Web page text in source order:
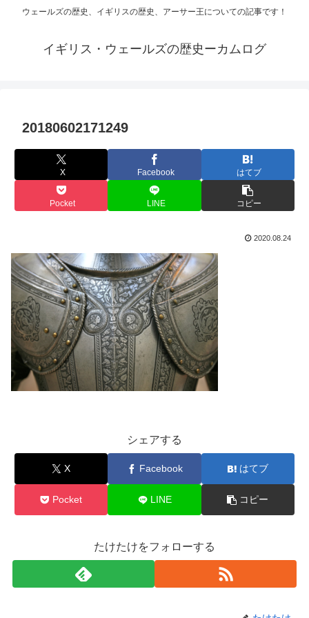
ウェールズの歴史、イギリスの歴史、アーサー王についての記事です！
イギリス・ウェールズの歴史ーカムログ
20180602171249
X Facebook はてブ
Pocket LINE コピー
2020.08.24
シェアする
X Facebook はてブ
Pocket LINE コピー
たけたけをフォローする